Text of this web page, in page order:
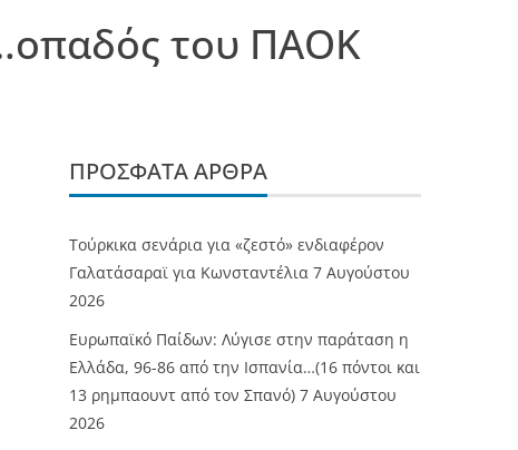
του ΠΑΟΚ
ΠΡΌΣΦΑΤΑ ΆΡΘΡΑ
Τούρκικα σενάρια για «ζεστό» ενδιαφέρον
Γαλατάσαραϊ για Κωνσταντέλια 7 Αυγούστου
2026
Ευρωπαϊκό Παίδων: Λύγισε στην παράταση η
Ελλάδα, 96-86 από την Ισπανία…(16 πόντοι και
13 ρημπαουντ από τον Σπανό) 7 Αυγούστου
2026